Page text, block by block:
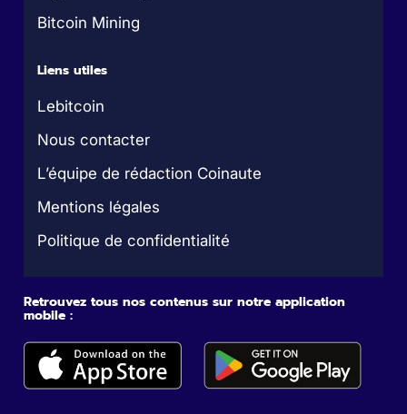
Bitcoin Mining
Liens utiles
Lebitcoin
Nous contacter
L’équipe de rédaction Coinaute
Mentions légales
Politique de confidentialité
Retrouvez tous nos contenus sur notre application
mobile :